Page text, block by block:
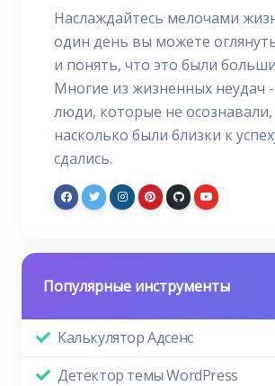
Наслаждайтесь мелочами
один день вы можете
и понять, что это были
Многие из жизненных неудач
люди, которые не осознавали,
насколько были близки к
сдались.
Популярные инструменты
Калькулятор Адсенс
Детектор темы WordPress